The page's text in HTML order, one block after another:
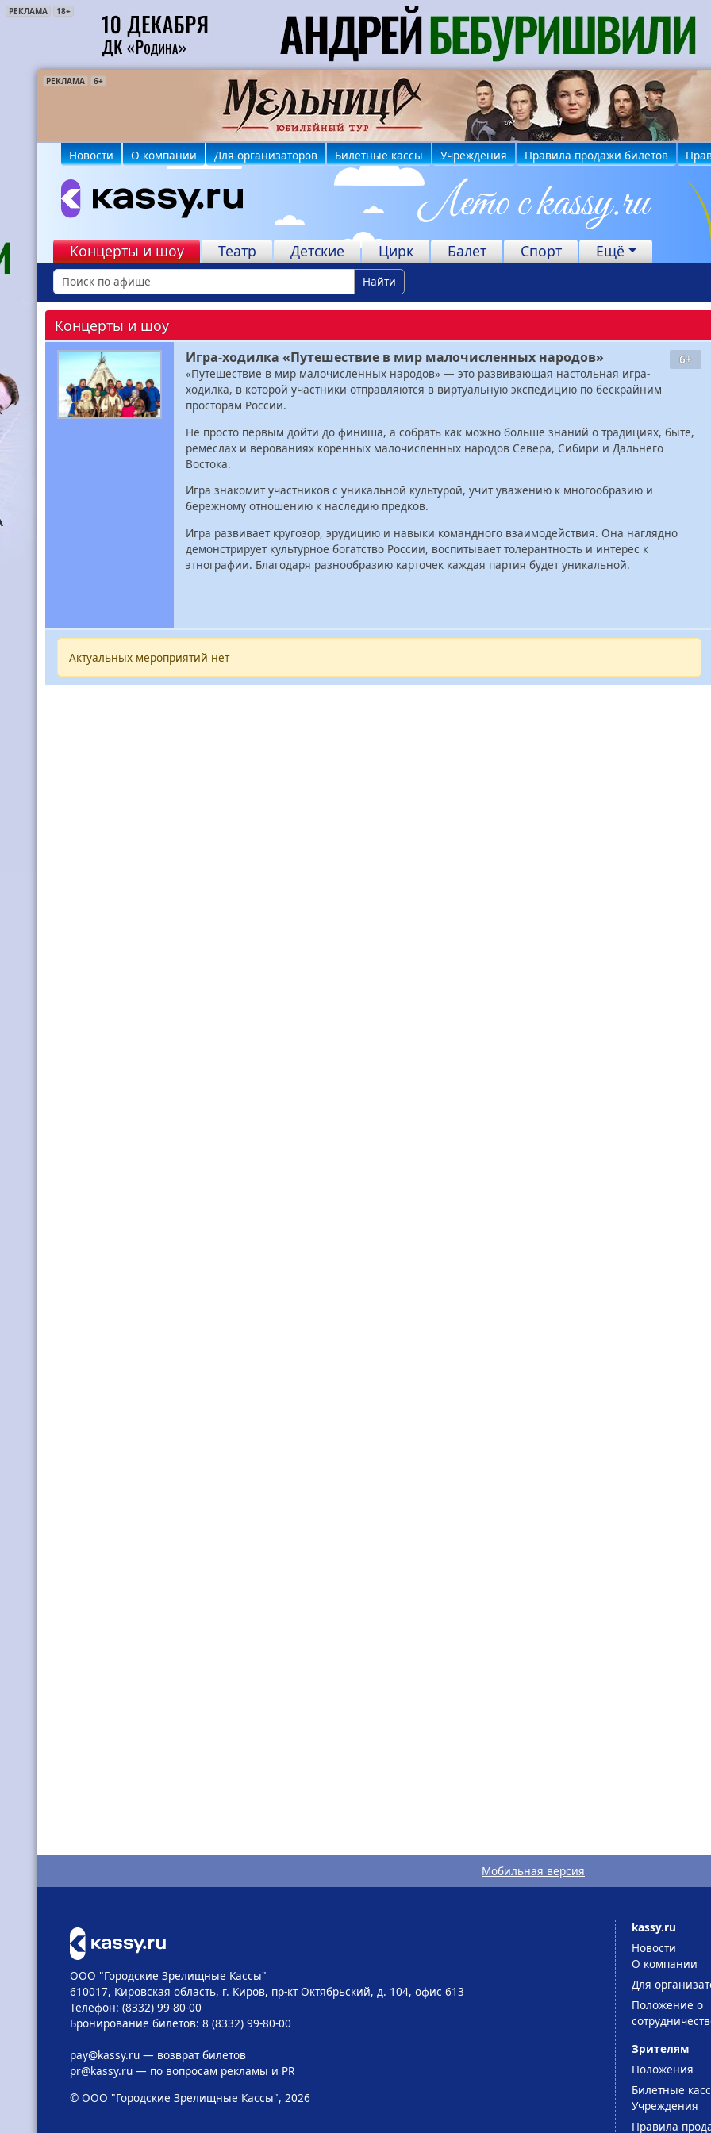
РЕКЛАМА 18+
РЕКЛАМА 6+
РЕКЛАМА 12+
Новости О компании Для организаторов Билетные кассы Учреждения Правила продажи билетов
Концерты и шоу Театр Детские Цирк Балет Спорт Ещё
Найти
Концерты и шоу
6+
Игра-ходилка «Путешествие в мир малочисленных народов»
«Путешествие в мир малочисленных народов» — это развивающая настольная игра-
ходилка, в которой участники отправляются в виртуальную экспедицию по бескрайним
просторам России.
Не просто первым дойти до финиша, а собрать как можно больше знаний о традициях, быте,
ремёслах и верованиях коренных малочисленных народов Севера, Сибири и Дальнего
Востока.
Игра знакомит участников с уникальной культурой, учит уважению к многообразию и
бережному отношению к наследию предков.
Игра развивает кругозор, эрудицию и навыки командного взаимодействия. Она наглядно
демонстрирует культурное богатство России, воспитывает толерантность и интерес к
этнографии. Благодаря разнообразию карточек каждая партия будет уникальной.
Актуальных мероприятий нет
Мобильная версия
ООО "Городские Зрелищные Кассы"
610017, Кировская область, г. Киров, пр-кт Октябрьский, д. 104, офис 613
Телефон: (8332) 99-80-00
Бронирование билетов: 8 (8332) 99-80-00
pay@kassy.ru— возврат билетов
pr@kassy.ru— по вопросам рекламы и PR
© ООО "Городские Зрелищные Кассы", 2026
kassy.ru
Новости
О компании
Для
Положение о
Зрителям
Положения
Билетные
Учреждения
Правила